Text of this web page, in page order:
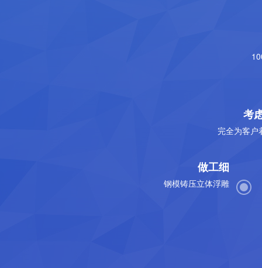
考
完全为客户
做工细
钢模铸压立体浮雕